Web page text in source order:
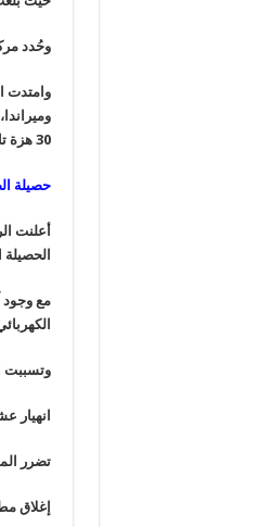
وحُدد
وامتدت
30 هزة تالية.
حصيلة
أعلنت
الحصيلة
مع وجود
وتسببت
انهيار
تضرر
إغلاق